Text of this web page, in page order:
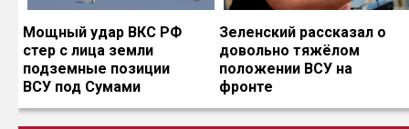
Мощный удар ВКС РФ
стер с лица земли
подземные позиции
ВСУ под Сумами
Зеленский рассказал о
довольно тяжёлом
положении ВСУ на
фронте